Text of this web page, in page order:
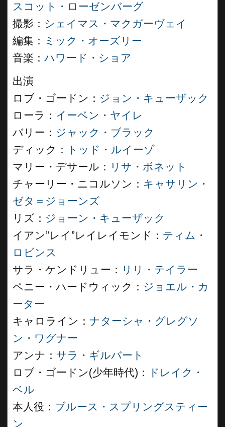
スコット・ローゼンバーグ
撮影： シェイマス・マクガーヴェイ
編集： ミック・オーズリー
音楽： ハワード・ショア
出演
ロブ・ゴードン： ジョン・キューザック
ローラ： イーベン・ヤイレ
バリー： ジャック・ブラック
ディック：
トッド・ルイーゾ
マリー・デサール： リサ・ボネット
チャーリー・ニコルソン： キャサリン・
ゼタ＝ジョーンズ
リズ： ジョーン・キューザック
イアン”レイ”レイレイモンド： ティム・
ロビンス
サラ・ケンドリュー： リリ・テイラー
ペニー・ハードウィック： ジョエル・カ
ーター
キャロライン： ナターシャ・グレグソ
ン・ワグナー
アンナ： サラ・ギルバート
ロブ・ゴードン(少年時代)：
ドレイク・
ベル
本人役： ブルース・スプリングスティー
ン